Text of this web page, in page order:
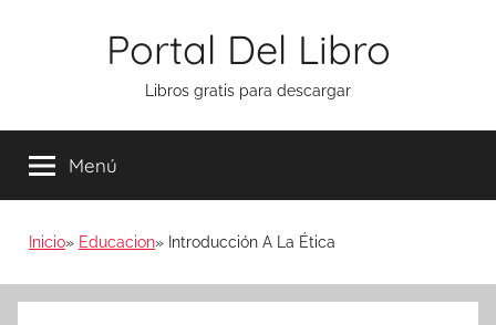
Portal Del Libro
Libros gratis para descargar
Menú
Inicio Educacion Introducción A La Ética